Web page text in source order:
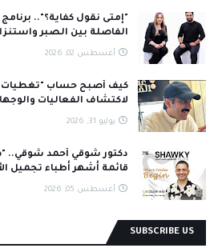
"إمتى نقول كفاية؟"..
الفاصلة بين الصبر
أغسطس 02, 2026
كيف أصبح حساب "تغطيات
لاكتشاف الفعاليات
يوليو 31, 2026
دكتور شوقي أحمد شوقي..
قائمة أشهر أطباء تجميل
أغسطس 05, 2026
SUBSCRIBE US